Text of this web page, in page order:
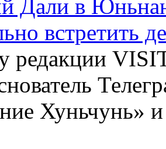
Дали в
встретить
редакции
Хуньчунь»